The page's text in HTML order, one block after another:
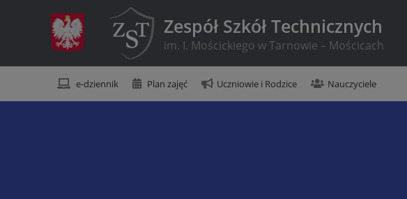
Zespół Szkół Technicznych
im. I. Mościckiego w Tarnowie – Mościcach
e-dziennik Plan zajęć Uczniowie i Rodzice Nauczyciele